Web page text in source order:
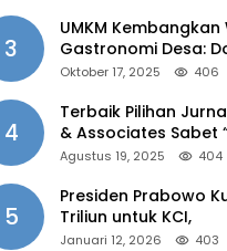
3
UMKM Kembangkan
Gastronomi Desa:
Ekonomi Daerah,
Oktober 17, 2025 406
4
Terbaik Pilihan
& Associates Sabet
of the Year 2025”
Agustus 19, 2025 404
5
Presiden Prabowo
Triliun untuk KCI,
Januari 12, 2026 403